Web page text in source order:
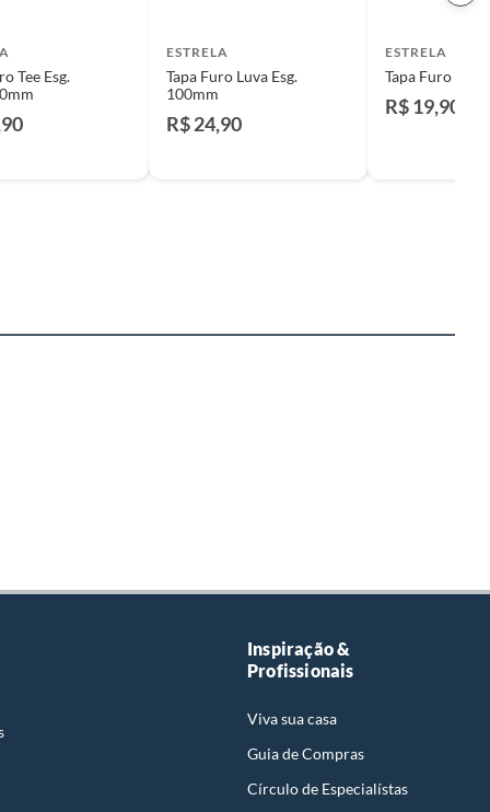
Tee Esg.
ESTRELA
Tapa Furo Luva Esg.
100mm
R$ 24,90
ESTRELA
Tapa Furo
R$ 19,90
Inspiração &
Profissionais
Viva sua casa
Guia de Compras
Círculo de Especialístas